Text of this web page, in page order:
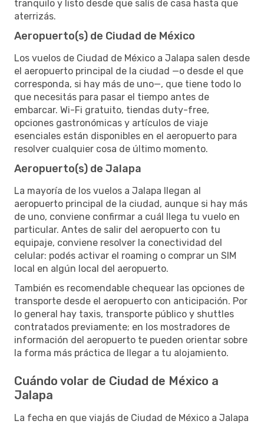
tranquilo y listo desde que salís de casa hasta que
aterrizás.
Aeropuerto(s) de Ciudad de México
Los vuelos de Ciudad de México a Jalapa salen desde
el aeropuerto principal de la ciudad —o desde el que
corresponda, si hay más de uno—, que tiene todo lo
que necesitás para pasar el tiempo antes de
embarcar. Wi-Fi gratuito, tiendas duty-free,
opciones gastronómicas y artículos de viaje
esenciales están disponibles en el aeropuerto para
resolver cualquier cosa de último momento.
Aeropuerto(s) de Jalapa
La mayoría de los vuelos a Jalapa llegan al
aeropuerto principal de la ciudad, aunque si hay más
de uno, conviene confirmar a cuál llega tu vuelo en
particular. Antes de salir del aeropuerto con tu
equipaje, conviene resolver la conectividad del
celular: podés activar el roaming o comprar un SIM
local en algún local del aeropuerto.
También es recomendable chequear las opciones de
transporte desde el aeropuerto con anticipación. Por
lo general hay taxis, transporte público y shuttles
contratados previamente; en los mostradores de
información del aeropuerto te pueden orientar sobre
la forma más práctica de llegar a tu alojamiento.
Cuándo volar de Ciudad de México a
Jalapa
La fecha en que viajás de Ciudad de México a Jalapa